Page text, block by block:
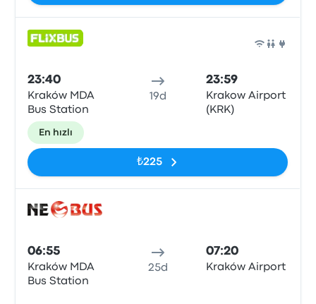
23:40
Kraków MDA
Bus Station
19d
23:59
Krakow Airport
(KRK)
En hızlı
₺225
06:55
Kraków MDA
Bus Station
25d
07:20
Kraków Airport